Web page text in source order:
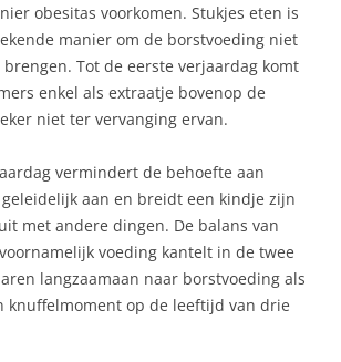
obesitas voorkomen. Stukjes eten is
manier om de borstvoeding niet
Tot de eerste verjaardag komt
enkel als extraatje bovenop de
niet ter vervanging ervan.
vermindert de behoefte aan
aan en breidt een kindje zijn
met andere dingen. De balans van
voeding kantelt in de twee
langzaamaan naar borstvoeding als
knuffelmoment op de leeftijd van drie